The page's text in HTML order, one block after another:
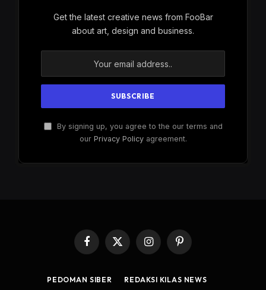
Get the latest creative news from FooBar
about art, design and business.
By signing up, you agree to the our terms and
our Privacy Policyagreement.
Facebook
X
InstagramPinterest
PEDOMAN SIBER REDAKSI KILAS NEWS